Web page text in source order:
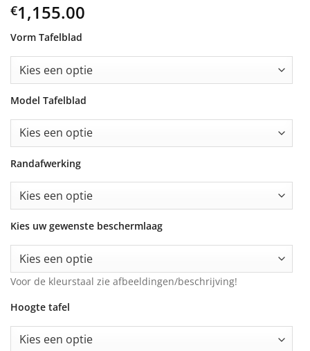
€1,155.00
Vorm Tafelblad
Model Tafelblad
Randafwerking
Kies uw gewenste beschermlaag
Voor de kleurstaal zie afbeeldingen/beschrijving!
Hoogte tafel